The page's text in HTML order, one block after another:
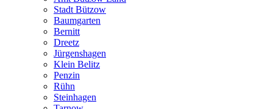
Stadt Bützow
Baumgarten
Bernitt
Dreetz
Jürgenshagen
Klein Belitz
Penzin
Rühn
Steinhagen